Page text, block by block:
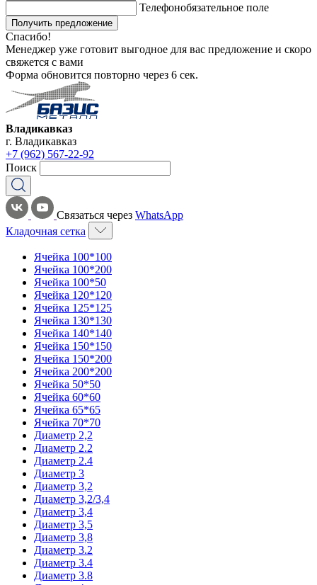
Телефонобязательное поле
Получить предложение
Спасибо!
Менеджер уже готовит выгодное для вас предложение и скоро
свяжется с вами
Форма обновится повторно через 6 сек.
Владикавказ
г. Владикавказ
+7 (962) 567-22-92
Поиск
Связаться через WhatsApp
Кладочная сетка
Ячейка 100*100
Ячейка 100*200
Ячейка 100*50
Ячейка 120*120
Ячейка 125*125
Ячейка 130*130
Ячейка 140*140
Ячейка 150*150
Ячейка 150*200
Ячейка 200*200
Ячейка 50*50
Ячейка 60*60
Ячейка 65*65
Ячейка 70*70
Диаметр 2,2
Диаметр 2.2
Диаметр 2.4
Диаметр 3
Диаметр 3,2
Диаметр 3,2/3,4
Диаметр 3,4
Диаметр 3,5
Диаметр 3,8
Диаметр 3.2
Диаметр 3.4
Диаметр 3.8